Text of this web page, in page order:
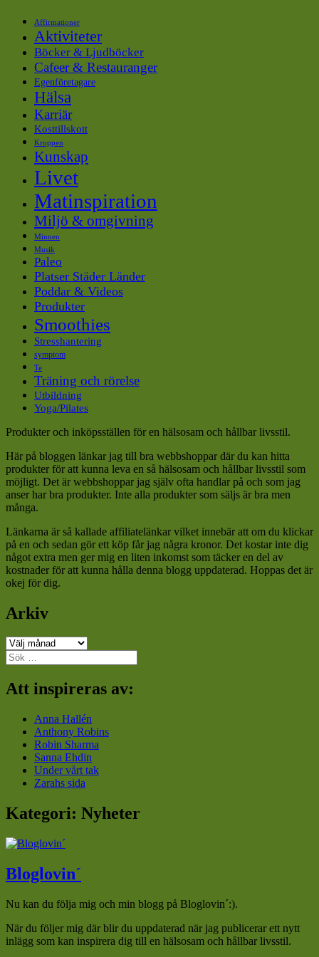
Affirmationer
Aktiviteter
Böcker & Ljudböcker
Cafeer & Restauranger
Egenföretagare
Hälsa
Karriär
Kosttillskott
Kroppen
Kunskap
Livet
Matinspiration
Miljö & omgivning
Minnen
Musik
Paleo
Platser Städer Länder
Poddar & Videos
Produkter
Smoothies
Stresshantering
symptom
Te
Träning och rörelse
Utbildning
Yoga/Pilates
Produkter och inköpsställen för en hälsosam och hållbar livsstil.
Här på bloggen länkar jag till bra webbshoppar där du kan hitta
produkter för att kunna leva en så hälsosam och hållbar livsstil som
möjligt. Det är webbshoppar jag själv ofta handlar på och som jag
anser har bra produkter. Inte alla produkter som säljs är bra men
många.
Länkarna är så kallade affiliatelänkar vilket innebär att om du klickar
på en och sedan gör ett köp får jag några kronor. Det kostar inte dig
något extra men ger mig en liten inkomst som täcker en del av
kostnader för att kunna hålla denna blogg uppdaterad. Hoppas det är
okej för dig.
Arkiv
Arkiv
Sök
efter:
Att inspireras av:
Anna Hallén
Anthony Robins
Robin Sharma
Sanna Ehdin
Under vårt tak
Zarahs sida
Kategori: Nyheter
Bloglovin´
Nu kan du följa mig och min blogg på Bloglovin´:).
När du följer mig där blir du uppdaterad när jag publicerar ett nytt
inlägg som kan inspirera dig till en hälsosam och hållbar livsstil.